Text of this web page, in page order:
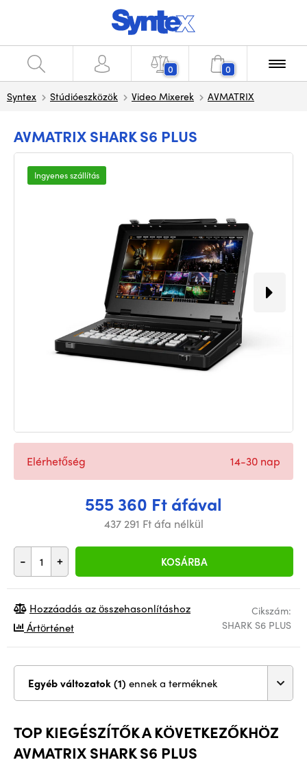
0 0
Syntex Stúdióeszközök Video Mixerek AVMATRIX
AVMATRIX SHARK S6 PLUS
Ingyenes szállítás
555 360 Ft áfával
437 291 Ft áfa nélkül
- + KOSÁRBA
Elérhetőség 14-30 nap
Cikszám:
SHARK S6 PLUS
Hozzáadás az összehasonlításhoz
Ártörténet
Egyéb változatok (1) ennek a terméknek
TOP KIEGÉSZÍTŐK A KÖVETKEZŐKHÖZ
AVMATRIX SHARK S6 PLUS